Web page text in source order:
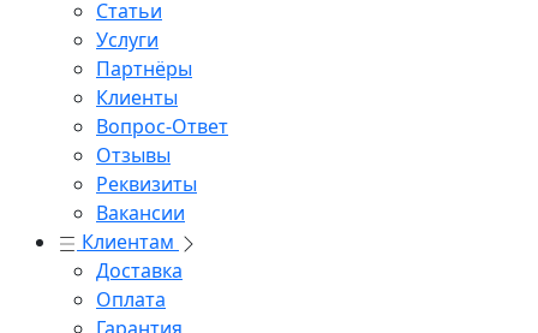
Статьи
Услуги
Партнёры
Клиенты
Вопрос-Ответ
Отзывы
Реквизиты
Вакансии
Клиентам
Доставка
Оплата